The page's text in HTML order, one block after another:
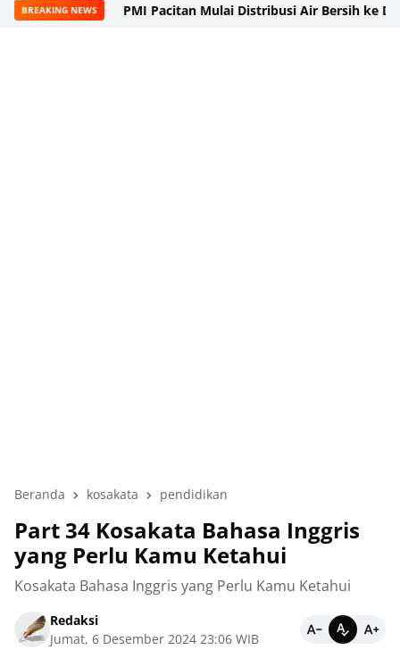
BREAKING NEWSPMI Pacitan Mulai Distribusi Air Bersih ke Dusun
Beranda kosakata pendidikan
Part 34 Kosakata Bahasa Inggris
yang Perlu Kamu Ketahui
Kosakata Bahasa Inggris yang Perlu Kamu Ketahui
Redaksi
Jumat, 6 Desember 2024 23:06 WIB